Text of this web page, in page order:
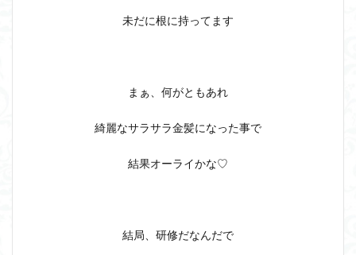
未だに根に持ってます
まぁ、何がともあれ
綺麗なサラサラ金髪になった事で
結果オーライかな♡
結局、研修だなんだで